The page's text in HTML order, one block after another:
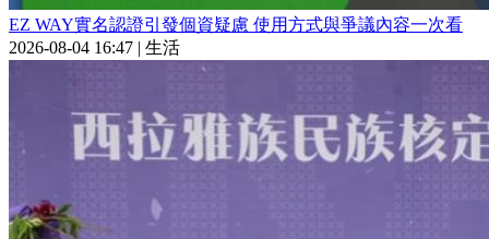
EZ WAY實名認證引發個資疑慮 使用方式與爭議內容一次看
2026-08-04 16:47 | 生活